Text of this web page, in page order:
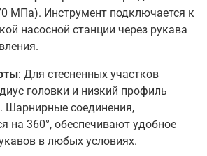
МПа). Инструмент подключается к
насосной станции через рукава
.
: Для стесненных участков
головки и низкий профиль
. Шарнирные соединения,
на 360°, обеспечивают удобное
в любых условиях.